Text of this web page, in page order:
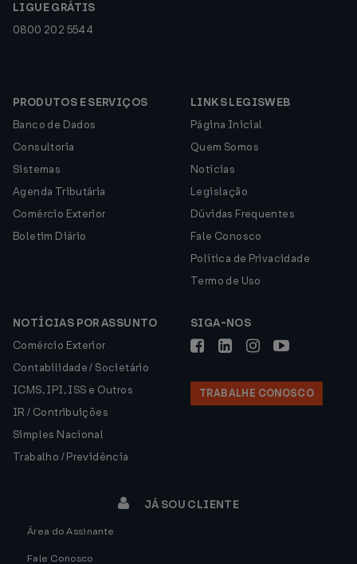
LIGUE GRÁTIS
0800 202 5544
PRODUTOS E SERVIÇOS
Banco de Dados
Consultoria
Sistemas
Agenda Tributária
Comércio Exterior
Boletim Diário
LINKS LEGISWEB
Página Inicial
Quem Somos
Notícias
Legislação
Dúvidas Frequentes
Fale Conosco
Política de Privacidade
Termo de Uso
NOTÍCIAS POR ASSUNTO
Comércio Exterior
Contabilidade / Societário
ICMS, IPI, ISS e Outros
IR / Contribuições
Simples Nacional
Trabalho / Previdência
SIGA-NOS
TRABALHE CONOSCO
JÁ SOU CLIENTE
Área do Assinante
Fale Conosco